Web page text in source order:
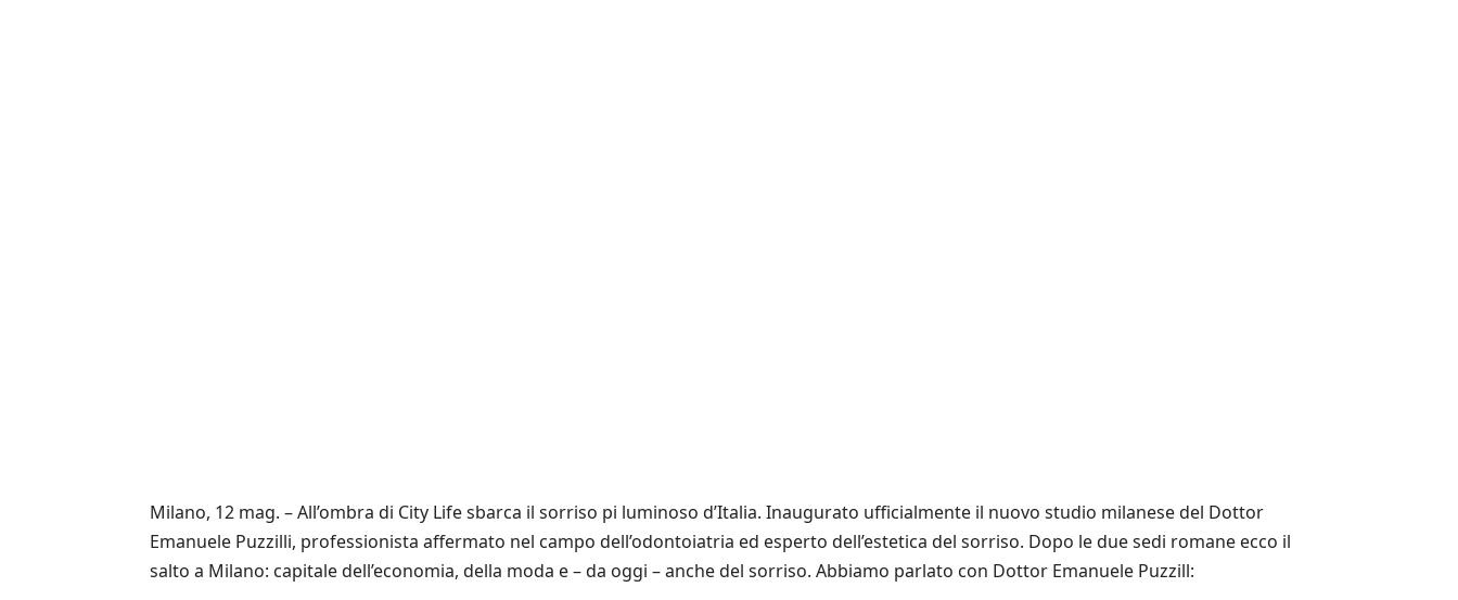
Milano, 12 mag. – All’ombra di City Life sbarca il sorriso pi luminoso d’Italia. Inaugurato ufficialmente il nuovo studio milanese del Dottor
Emanuele Puzzilli, professionista affermato nel campo dell’odontoiatria ed esperto dell’estetica del sorriso. Dopo le due sedi romane ecco il
salto a Milano: capitale dell’economia, della moda e – da oggi – anche del sorriso. Abbiamo parlato con Dottor Emanuele Puzzill: